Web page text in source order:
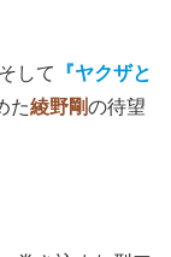
そして
『ヤクザと
た綾野剛の待望